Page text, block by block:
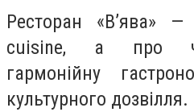
Ресторан «В’ява»
cuisine, а про
гармонійну
культурного